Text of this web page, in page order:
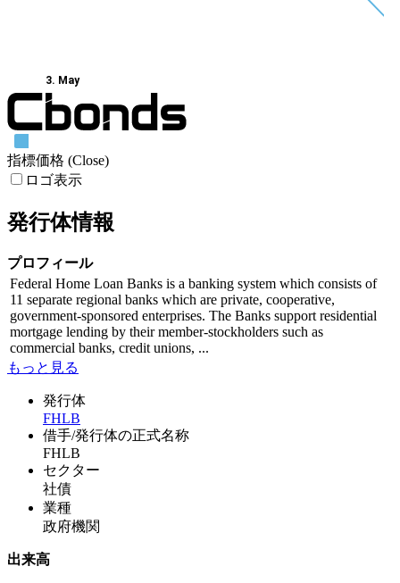
3. May
指標価格 (Close)
ロゴ表示
発行体情報
プロフィール
Federal Home Loan Banks is a banking system which consists of
11 separate regional banks which are private, cooperative,
government-sponsored enterprises. The Banks support residential
mortgage lending by their member-stockholders such as
commercial banks, credit unions, ...
もっと見る
発行体
FHLB
借手/発行体の正式名称
FHLB
セクター
社債
業種
政府機関
出来高